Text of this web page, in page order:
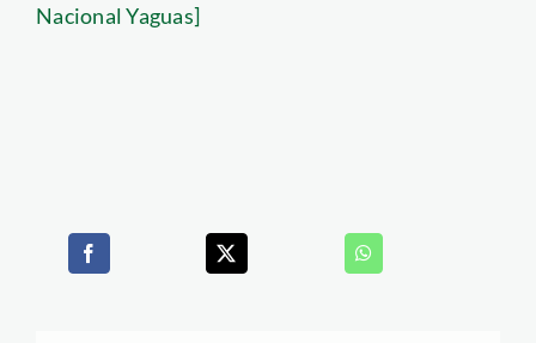
Nacional Yaguas]